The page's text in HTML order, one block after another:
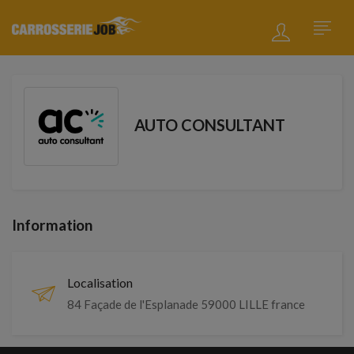
AUTO CONSULTANT
Information
Localisation
84 Façade de l'Esplanade 59000 LILLE france